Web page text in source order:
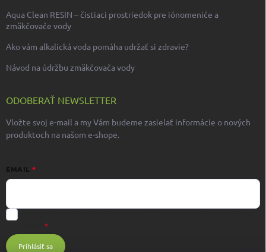
Aqua Clean RESIN – čistiaci prostriedok pre iónomeniče a
zmäkčovače vody
Ako vám alkalická voda pomáha udržať si zdravie?
Návod na údržbu zmäkčovača vody
ODOBERAŤ NEWSLETTER
Vložte svoj e-mail a my Vám budeme zasielať informácie o nových
produktoch na našom e-shope.
EMAIL
Prihlásiť sa